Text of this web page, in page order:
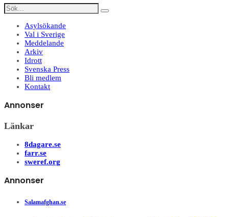
Asylsökande
Val i Sverige
Meddelande
Arkiv
Idrott
Svenska Press
Bli medlem
Kontakt
Annonser
Länkar
8dagare.se
farr.se
sweref.org
Annonser
Salamafghan.se